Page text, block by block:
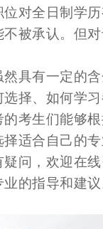
对全日制学历
被承认。但对
具有一定的
择、如何学
考生们能够
适合自己的
问，欢迎在
的指导和建议